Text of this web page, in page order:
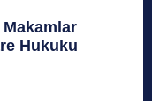
Hukuku